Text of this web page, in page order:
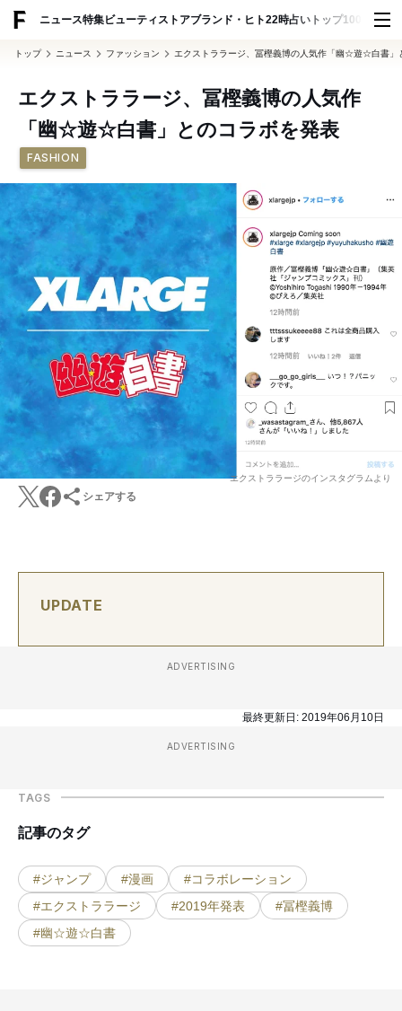
ニュース特集ビューティ ストアブランド・ヒト22時占い トップ100 スナッ
トップ ニュース ファッション エクストララージ、冨樫義博の人気作「幽☆遊☆白書」
エクストララージ、冨樫義博の人気作
「幽☆遊☆白書」とのコラボを発表
FASHION
エクストララージのインスタグラムより
シェアする
UPDATE
ADVERTISING
最終更新日: 2019年06月10日
ADVERTISING
TAGS
記事のタグ
#ジャンプ #漫画
#コラボレーション
#エクストララージ
#2019年発表
#冨樫義博
#幽☆遊☆白書